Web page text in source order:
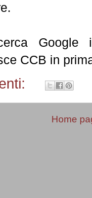
Google
CCB in
Home